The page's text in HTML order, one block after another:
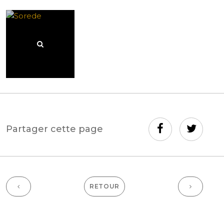
Partager cette page
RETOUR